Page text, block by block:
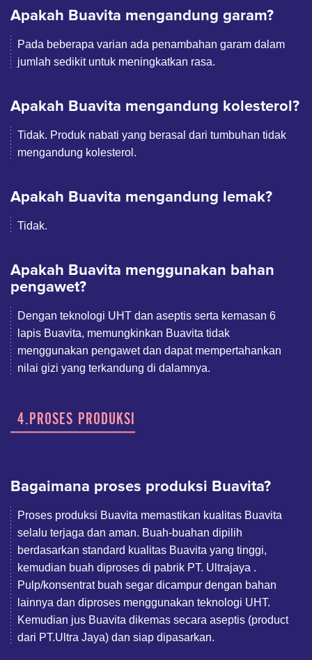
Apakah Buavita mengandung garam?
Pada beberapa varian ada penambahan garam dalam
jumlah sedikit untuk meningkatkan rasa.
Apakah Buavita mengandung kolesterol?
Tidak. Produk nabati yang berasal dari tumbuhan tidak
mengandung kolesterol.
Apakah Buavita mengandung lemak?
Tidak.
Apakah Buavita menggunakan bahan
pengawet?
Dengan teknologi UHT dan aseptis serta kemasan 6
lapis Buavita, memungkinkan Buavita tidak
menggunakan pengawet dan dapat mempertahankan
nilai gizi yang terkandung di dalamnya.
4.PROSES PRODUKSI
Bagaimana proses produksi Buavita?
Proses produksi Buavita memastikan kualitas Buavita
selalu terjaga dan aman. Buah-buahan dipilih
berdasarkan standard kualitas Buavita yang tinggi,
kemudian buah diproses di pabrik PT. Ultrajaya .
Pulp/konsentrat buah segar dicampur dengan bahan
lainnya dan diproses menggunakan teknologi UHT.
Kemudian jus Buavita dikemas secara aseptis (product
dari PT.Ultra Jaya) dan siap dipasarkan.